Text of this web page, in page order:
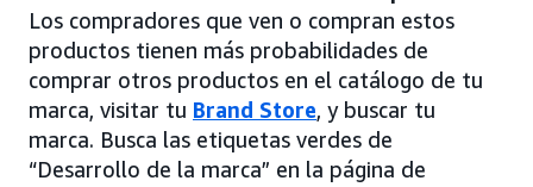
Los compradores que ven o compran estos
productos tienen más probabilidades de
comprar otros productos en el catálogo de tu
marca, visitar tu Brand Store, y buscar tu
marca. Busca las etiquetas verdes de
“Desarrollo de la marca” en la página de